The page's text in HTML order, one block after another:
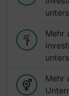
Mehr
Mehr